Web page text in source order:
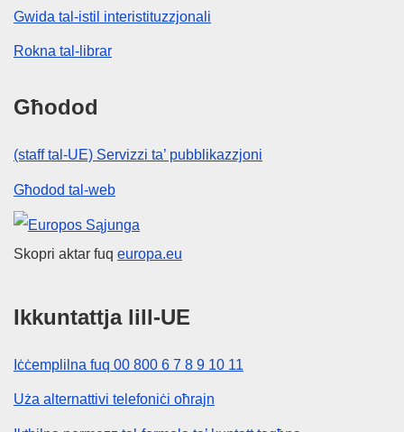
Gwida tal-istil interistituzzjonali
Rokna tal-librar
Għodod
(staff tal-UE) Servizzi ta’ pubblikazzjoni
Għodod tal-web
Unjoni Ewropea
Skopri aktar fuq europa.eu
Ikkuntattja lill-UE
Iċċemplilna fuq 00 800 6 7 8 9 10 11
Uża alternattivi telefoniċi oħrajn